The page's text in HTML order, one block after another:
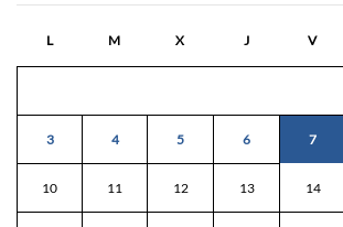
L M X J V
3 4 5 6 7
10 11 12 13 14